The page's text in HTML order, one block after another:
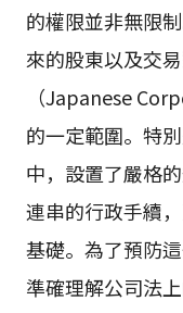
的權限並非無限
來的股東以及交
（Japanese
的一定範圍。特
中，設置了嚴格
連串的行政手續
基礎。為了預防
準確理解公司法